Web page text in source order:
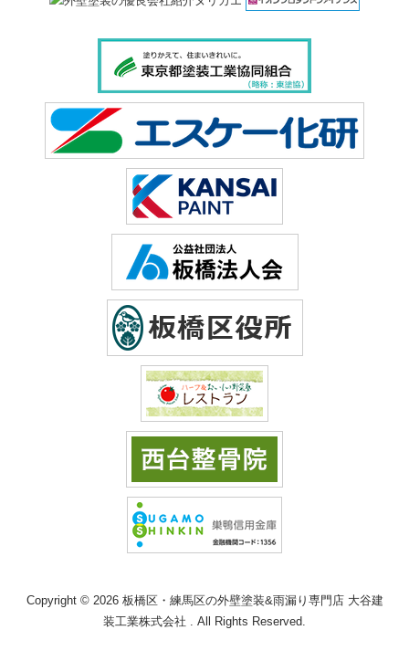
Copyright © 2026 板橋区・練馬区の外壁塗装&雨漏り専門店 大谷建
装工業株式会社 . All Rights Reserved.